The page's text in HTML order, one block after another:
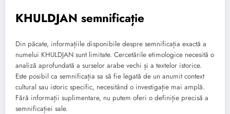
KHULDJAN semnificație
Din păcate, informațiile disponibile despre semnificația exactă a
numelui KHULDJAN sunt limitate. Cercetările etimologice necesită o
analiză aprofundată a surselor arabe vechi și a textelor istorice.
Este posibil ca semnificația sa să fie legată de un anumit context
cultural sau istoric specific, necesitând o investigație mai amplă.
Fără informații suplimentare, nu putem oferi o definiție precisă a
semnificației sale.